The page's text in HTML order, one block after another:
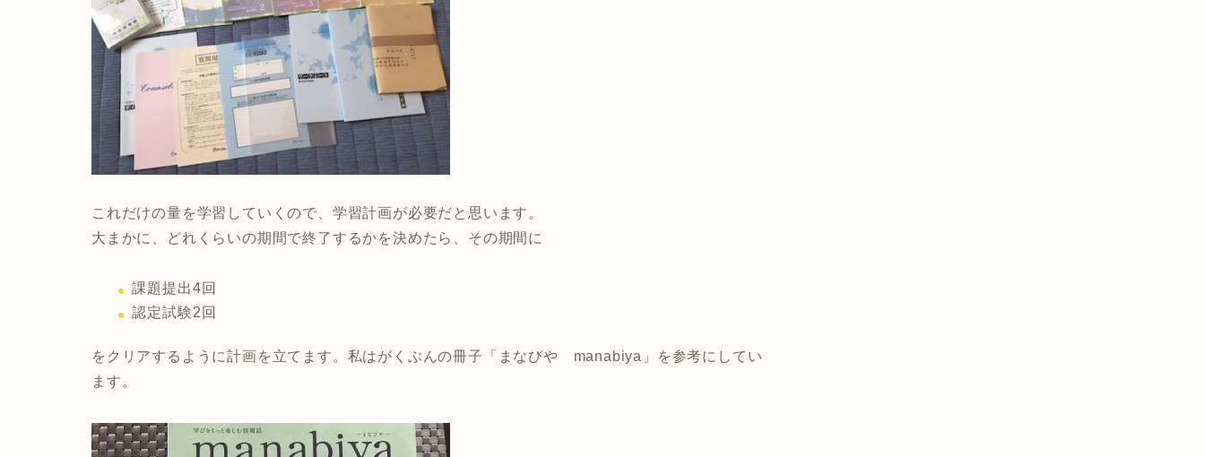
これだけの量を学習していくので、学習計画が必要だと思います。
大まかに、どれくらいの期間で終了するかを決めたら、その期間に
課題提出4回
認定試験2回
をクリアするように計画を立てます。私はがくぶんの冊子「まなびや manabiya」を参考にしてい
ます。